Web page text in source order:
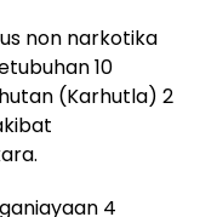
non narkotika
10
(Karhutla) 2
4